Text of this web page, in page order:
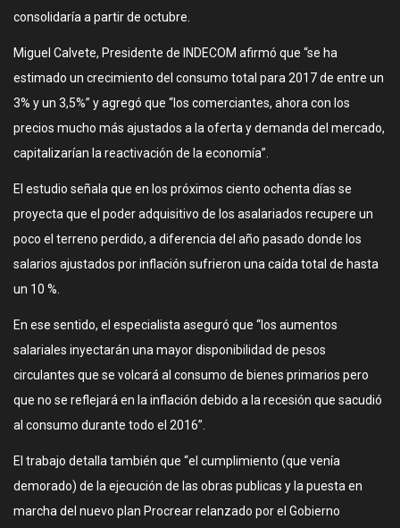
consolidaría a partir de octubre.
Miguel Calvete, Presidente de INDECOM afirmó que “se ha
estimado un crecimiento del consumo total para 2017 de entre un
3% y un 3,5%” y agregó que “los comerciantes, ahora con los
precios mucho más ajustados a la oferta y demanda del mercado,
capitalizarían la reactivación de la economía”.
El estudio señala que en los próximos ciento ochenta días se
proyecta que el poder adquisitivo de los asalariados recupere un
poco el terreno perdido, a diferencia del año pasado donde los
salarios ajustados por inflación sufrieron una caída total de hasta
un 10 %.
En ese sentido, el especialista aseguró que “los aumentos
salariales inyectarán una mayor disponibilidad de pesos
circulantes que se volcará al consumo de bienes primarios pero
que no se reflejará en la inflación debido a la recesión que sacudió
al consumo durante todo el 2016”.
El trabajo detalla también que “el cumplimiento (que venía
demorado) de la ejecución de las obras publicas y la puesta en
marcha del nuevo plan Procrear relanzado por el Gobierno